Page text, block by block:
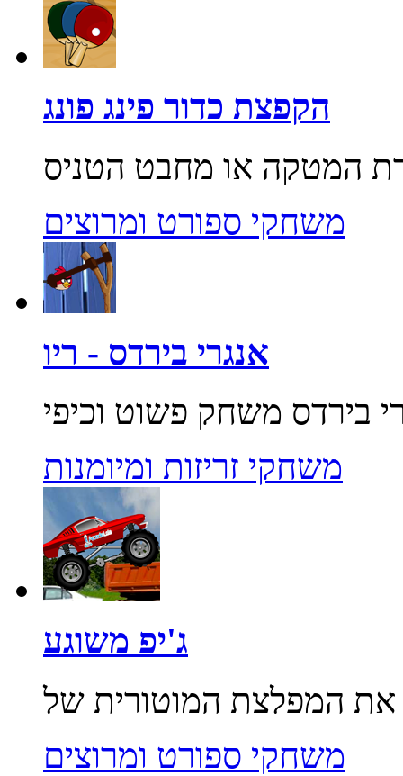
הקפצת כדור פינג פונג
משחקי ספורט ומרוצים
אנגרי בירדס - ריו
משחקי זריזות ומיומנות
ג'יפ משוגע
משחקי ספורט ומרוצים